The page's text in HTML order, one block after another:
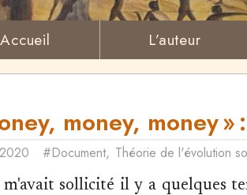
Accueil L’auteur
money, money
#Document, Théorie de l'évolution
m'avait sollicité il y a quelques